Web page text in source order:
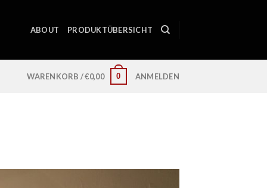
ABOUT PRODUKTÜBERSICHT
WARENKORB /€0,00 0 ANMELDEN